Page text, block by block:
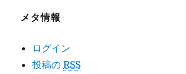
メタ情報
ログイン
投稿のRSS